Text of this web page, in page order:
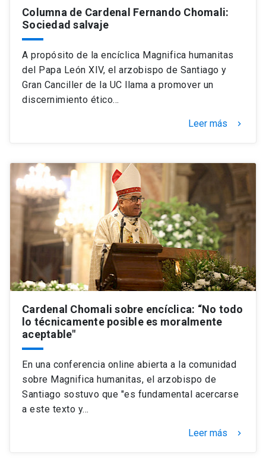
Columna de Cardenal Fernando Chomali:
Sociedad salvaje
A propósito de la encíclica Magnifica humanitas
del Papa León XIV, el arzobispo de Santiago y
Gran Canciller de la UC llama a promover un
discernimiento ético…
Leer más keyboard_arrow_right
Cardenal Chomali sobre encíclica: “No todo
lo técnicamente posible es moralmente
aceptable"
En una conferencia online abierta a la comunidad
sobre Magnifica humanitas, el arzobispo de
Santiago sostuvo que "es fundamental acercarse
a este texto y…
Leer más keyboard_arrow_right